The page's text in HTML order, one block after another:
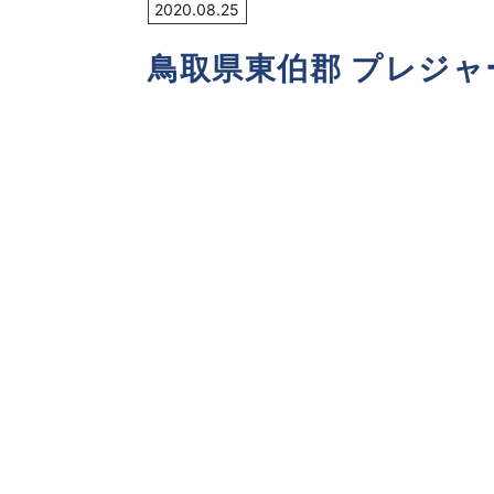
2020.08.25
鳥取県東伯郡 プレジ